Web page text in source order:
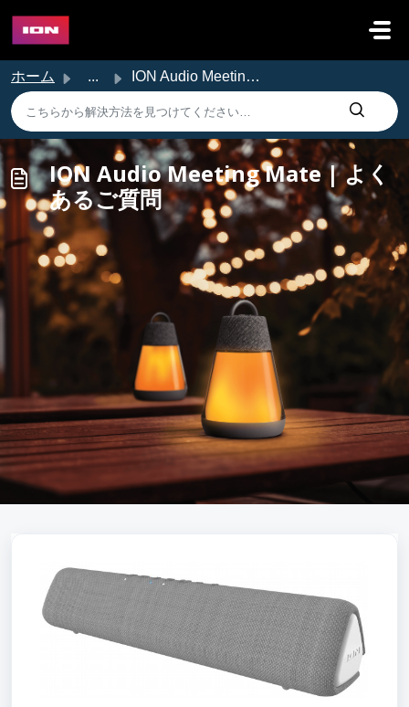
ホーム ... ION Audio Meeting Mate | よくあるご質問
ION Audio Meeting Mate | よく
あるご質問